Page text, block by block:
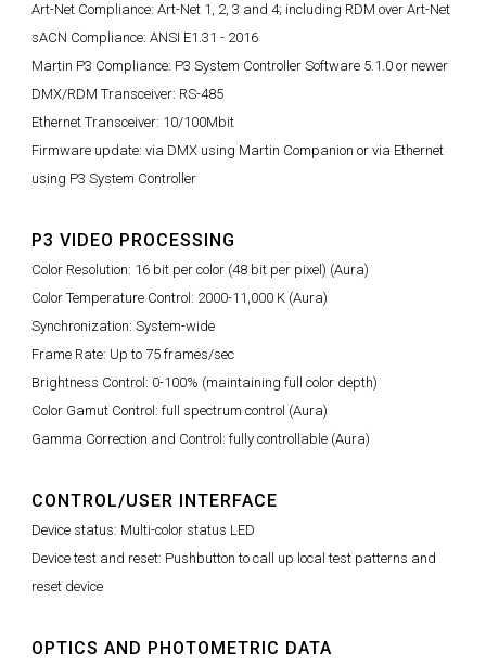
Art-Net Compliance: Art-Net 1, 2, 3 and 4; including RDM over Art-Net
sACN Compliance: ANSI E1.31 - 2016
Martin P3 Compliance: P3 System Controller Software 5.1.0 or newer
DMX/RDM Transceiver: RS-485
Ethernet Transceiver: 10/100Mbit
Firmware update: via DMX using Martin Companion or via Ethernet
using P3 System Controller
P3 VIDEO PROCESSING
Color Resolution: 16 bit per color (48 bit per pixel) (Aura)
Color Temperature Control: 2000-11,000 K (Aura)
Synchronization: System-wide
Frame Rate: Up to 75 frames/sec
Brightness Control: 0-100% (maintaining full color depth)
Color Gamut Control: full spectrum control (Aura)
Gamma Correction and Control: fully controllable (Aura)
CONTROL/USER INTERFACE
Device status: Multi-color status LED
Device test and reset: Pushbutton to call up local test patterns and
reset device
OPTICS AND PHOTOMETRIC DATA